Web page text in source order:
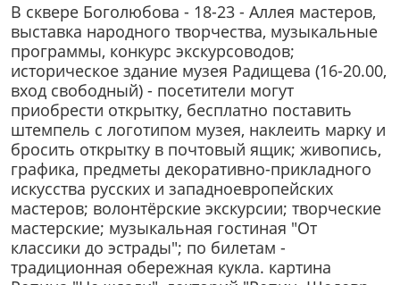
В сквере Боголюбова - 18-23 - Аллея мастеров,
выставка народного творчества, музыкальные
программы, конкурс экскурсоводов;
историческое здание музея Радищева (16-20.00,
вход свободный) - посетители могут
приобрести открытку, бесплатно поставить
штемпель с логотипом музея, наклеить марку и
бросить открытку в почтовый ящик; живопись,
графика, предметы декоративно-прикладного
искусства русских и западноевропейских
мастеров; волонтёрские экскурсии; творческие
мастерские; музыкальная гостиная "От
классики до эстрады"; по билетам -
традиционная обережная кукла. картина